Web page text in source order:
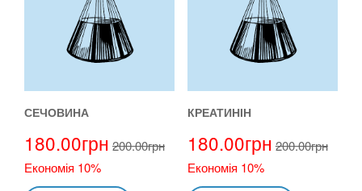
СЕЧОВИНА
180.00грн 200.00грн
Економія 10%
КРЕАТИНІН
180.00грн 200.00грн
Економія 10%